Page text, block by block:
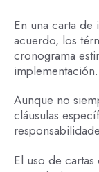
En una carta
acuerdo, los
cronograma
implementación.
Aunque no
cláusulas
El uso de